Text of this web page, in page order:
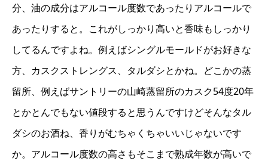
分、油の成分はアルコール度数であったりアルコールで
あったりすると。これがしっかり高いと香味もしっかり
してるんですよね。例えばシングルモールドがお好きな
方、カスクストレングス、タルダシとかね。どこかの蒸
留所、例えばサントリーの山崎蒸留所のカスク54度20年
とかとんでもない値段すると思うんですけどそんなタル
ダシのお酒ね、香りがむちゃくちゃいいじゃないです
か。アルコール度数の高さもそこまで熟成年数が高いで